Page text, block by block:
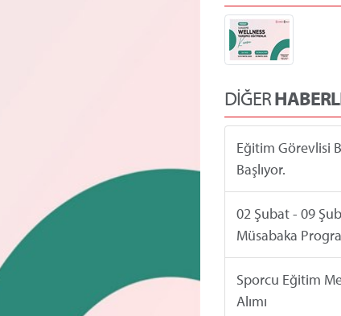
DİĞER
Eğitim Görevlisi
Başlıyor.
02 Şubat - 09
Müsabaka
Sporcu Eğitim
Alımı